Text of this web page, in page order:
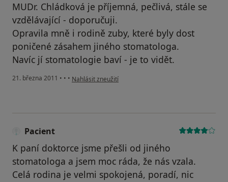
MUDr. Chládková je příjemná, pečlivá, stále se
vzdělávající - doporučuji.
Opravila mně i rodině zuby, které byly dost
poničené zásahem jiného stomatologa.
Navíc jí stomatologie baví - je to vidět.
21. března 2011 • • • podle názoru uživatele Pacient
Nahlásit zneužití
Pacient
K paní doktorce jsme přešli od jiného
stomatologa a jsem moc ráda, že nás vzala.
Celá rodina je velmi spokojená, poradí, nic